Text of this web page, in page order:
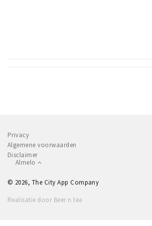
Privacy
Algemene voorwaarden
Disclaimer
Almelo
© 2026, The City App Company
Realisatie door Beer n tea